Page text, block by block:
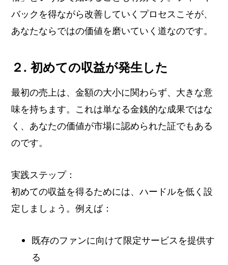
バックを得ながら改善していくプロセスこそが、
あなたならではの価値を磨いていく道なのです。
２. 初めての収益が発生した
最初の売上は、金額の大小に関わらず、大きな意
味を持ちます。これは単なる金銭的な成果ではな
く、あなたの価値が市場に認められた証でもある
のです。
実践ステップ：
初めての収益を得るためには、ハードルを低く設
定しましょう。例えば：
既存のファンに向けて限定サービスを提供す
る